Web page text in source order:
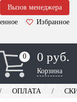
Вызов менеджера
Избранное
0
0 0 руб.
Корзина
менеджера для
заказа
ОПЛАТА